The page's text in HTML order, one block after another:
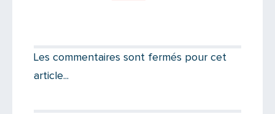
Les commentaires sont fermés pour cet
article...